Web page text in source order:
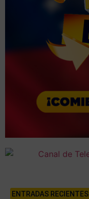
ENTRADAS RECIENTES